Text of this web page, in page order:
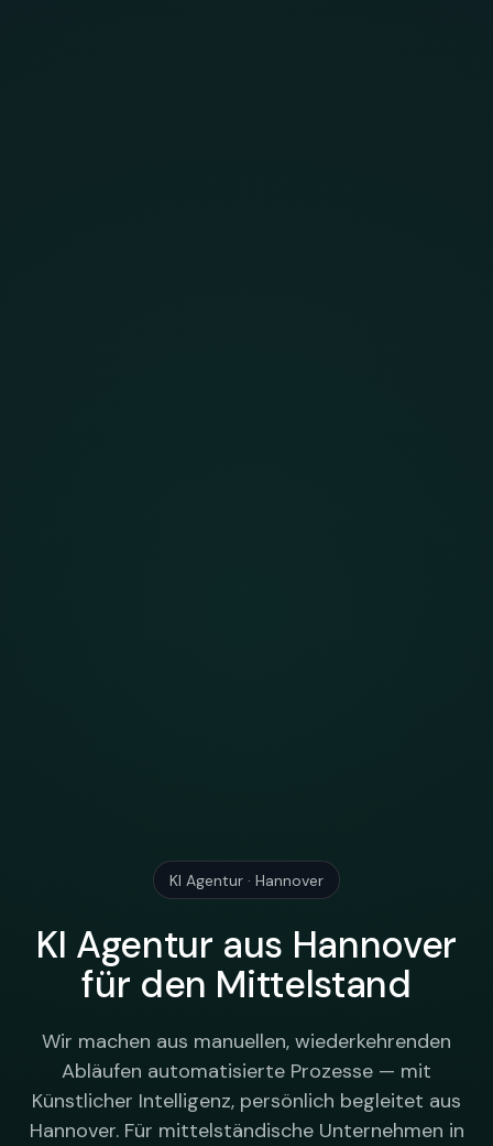
KI Agentur · Hannover
KI Agentur aus Hannover
für den Mittelstand
Wir machen aus manuellen, wiederkehrenden
Abläufen automatisierte Prozesse — mit
Künstlicher Intelligenz, persönlich begleitet aus
Hannover. Für mittelständische Unternehmen in